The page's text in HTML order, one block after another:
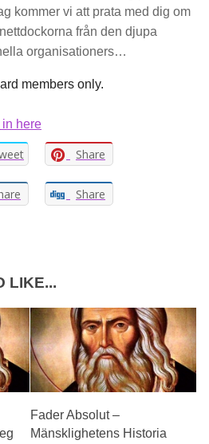
kommer vi att prata med dig om
från den djupa
organisationers…
members only.
in here
Share
Share
LIKE...
Fader Absolut –
Mänsklighetens Historia